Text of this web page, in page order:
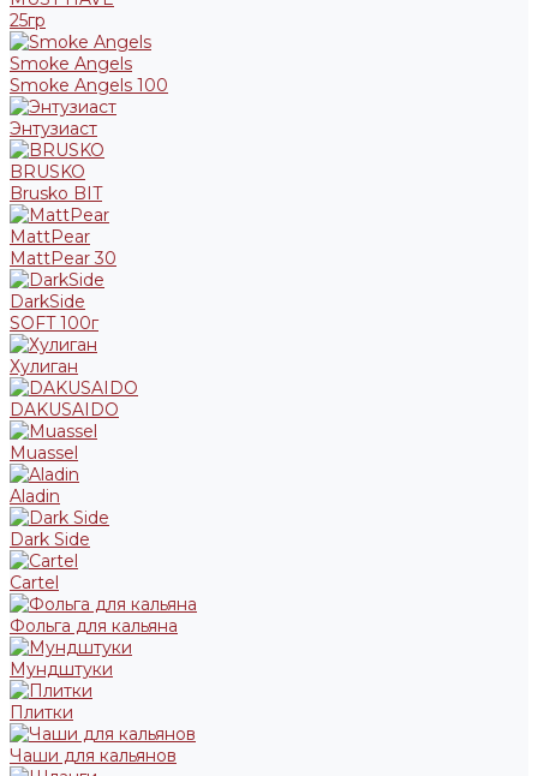
25гр
Smoke Angels
Smoke Angels 100
Энтузиаст
BRUSKO
Brusko BIT
MattPear
MattPear 30
DarkSide
SOFT 100г
Хулиган
DAKUSAIDO
Muassel
Aladin
Dark Side
Cartel
Фольга для кальяна
Мундштуки
Плитки
Чаши для кальянов